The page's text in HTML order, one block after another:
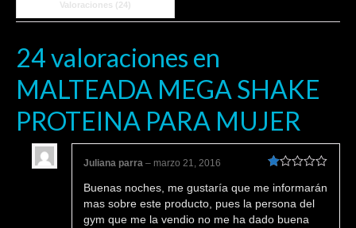
Valoraciones (24)
24 valoraciones en
MALTEADA MEGA SHAKE
PROTEINA PARA MUJER
en
1
de
5
Juliana parra – marzo 21, 2016
Buenas noches, me gustaría que me informarán
mas sobre este producto, pues la persona del
gym que me la vendio no me ha dado buena